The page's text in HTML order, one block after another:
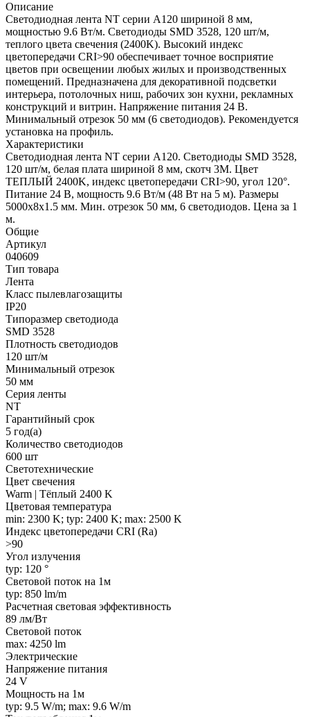
Описание
Светодиодная лента NT серии A120 шириной 8 мм,
мощностью 9.6 Вт/м. Светодиоды SMD 3528, 120 шт/м,
теплого цвета свечения (2400K). Высокий индекс
цветопередачи CRI>90 обеспечивает точное восприятие
цветов при освещении любых жилых и производственных
помещений. Предназначена для декоративной подсветки
интерьера, потолочных ниш, рабочих зон кухни, рекламных
конструкций и витрин. Напряжение питания 24 В.
Минимальный отрезок 50 мм (6 светодиодов). Рекомендуется
установка на профиль.
Характеристики
Светодиодная лента NT серии A120. Светодиоды SMD 3528,
120 шт/м, белая плата шириной 8 мм, скотч 3M. Цвет
ТЕПЛЫЙ 2400K, индекс цветопередачи CRI>90, угол 120°.
Питание 24 В, мощность 9.6 Вт/м (48 Вт на 5 м). Размеры
5000x8x1.5 мм. Мин. отрезок 50 мм, 6 светодиодов. Цена за 1
м.
Общие
Артикул
040609
Тип товара
Лента
Класс пылевлагозащиты
IP20
Типоразмер светодиода
SMD 3528
Плотность светодиодов
120 шт/м
Минимальный отрезок
50 мм
Серия ленты
NT
Гарантийный срок
5 год(а)
Количество светодиодов
600 шт
Светотехнические
Цвет свечения
Warm | Тёплый 2400 K
Цветовая температура
min: 2300 K; typ: 2400 K; max: 2500 K
Индекс цветопередачи CRI (Ra)
>90
Угол излучения
typ: 120 °
Световой поток на 1м
typ: 850 lm/m
Расчетная световая эффективность
89 лм/Вт
Световой поток
max: 4250 lm
Электрические
Напряжение питания
24 V
Мощность на 1м
typ: 9.5 W/m; max: 9.6 W/m